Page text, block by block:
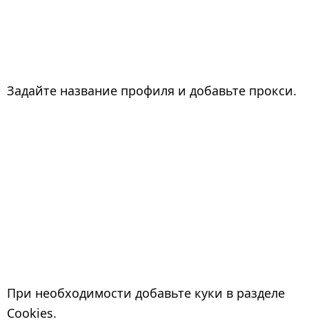
Задайте название профиля и добавьте прокси.
При необходимости добавьте куки в разделе
Cookies.